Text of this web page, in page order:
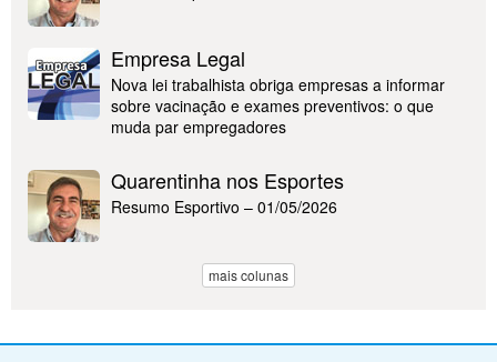
Empresa Legal
Nova lei trabalhista obriga empresas a informar
sobre vacinação e exames preventivos: o que
muda par empregadores
Quarentinha nos Esportes
Resumo Esportivo – 01/05/2026
mais colunas